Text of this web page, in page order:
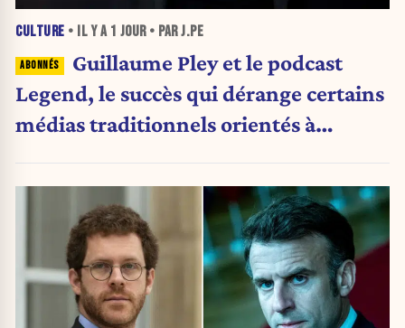
CULTURE • IL Y A 1 JOUR• PAR J.PE
Guillaume Pley et le podcast
Legend, le succès qui dérange certains
médias traditionnels orientés à